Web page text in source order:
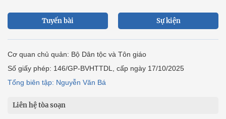
Tuyến bài Sự kiện
Cơ quan chủ quản: Bộ Dân tộc và Tôn giáo
Số giấy phép: 146/GP-BVHTTDL, cấp ngày 17/10/2025
Tổng biên tập: Nguyễn Văn Bá
Liên hệ tòa soạn